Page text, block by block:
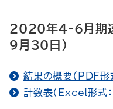
2020年4-6月期速
9月30日）
結果の概要（PDF形
計数表（Excel形式